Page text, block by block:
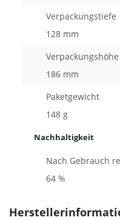
Verpackungstiefe
128 mm
Verpackungshöhe
186 mm
Paketgewicht
148 g
Nachhaltigkeit
Nach Gebrauch
64 %